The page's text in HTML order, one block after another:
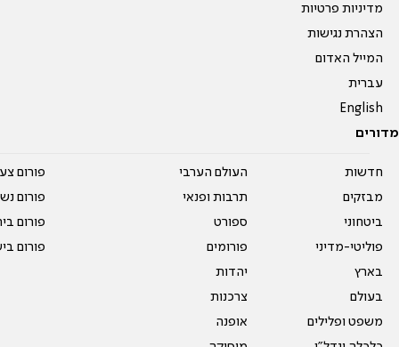
מדיניות פרטיות
הצהרת נגישות
המייל האדום
עברית
English
מדורים
חדשות
מבזקים
ביטחוני
פוליטי-מדיני
בארץ
בעולם
משפט ופלילים
העולם הערבי
תרבות ופנאי
ספורט
פורומים
יהדות
צרכנות
אופנה
פורום
פורום
פורום
פורום